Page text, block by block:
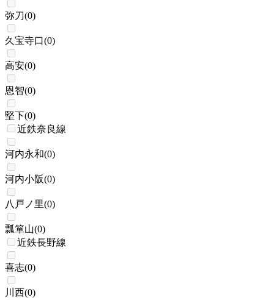
弥刀(0)
久宝寺口(0)
高安(0)
恩智(0)
堅下(0)
近鉄奈良線
河内永和(0)
河内小阪(0)
八戸ノ里(0)
瓢箪山(0)
近鉄長野線
喜志(0)
川西(0)